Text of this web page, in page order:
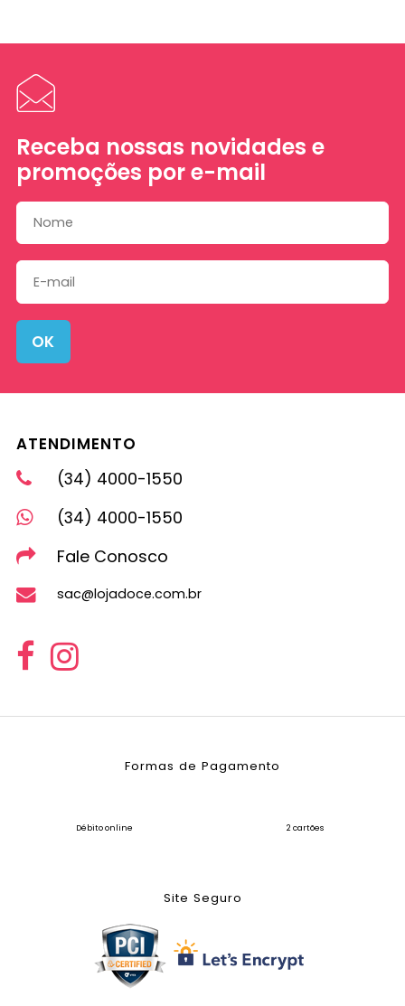
Receba nossas novidades e
promoções por e-mail
OK
ATENDIMENTO
(34) 4000-1550
(34) 4000-1550
Fale Conosco
sac@lojadoce.com.br
Formas de Pagamento
Débito online 2 cartões
Site Seguro